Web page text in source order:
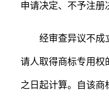
申请决定、不予注册
经审查异议不成立
请人取得商标专用权
之日起计算。自该商